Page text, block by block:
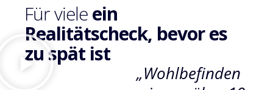
Für vieleein
Realitätscheck, bevor es
zu spät ist
„Wohlbefinden